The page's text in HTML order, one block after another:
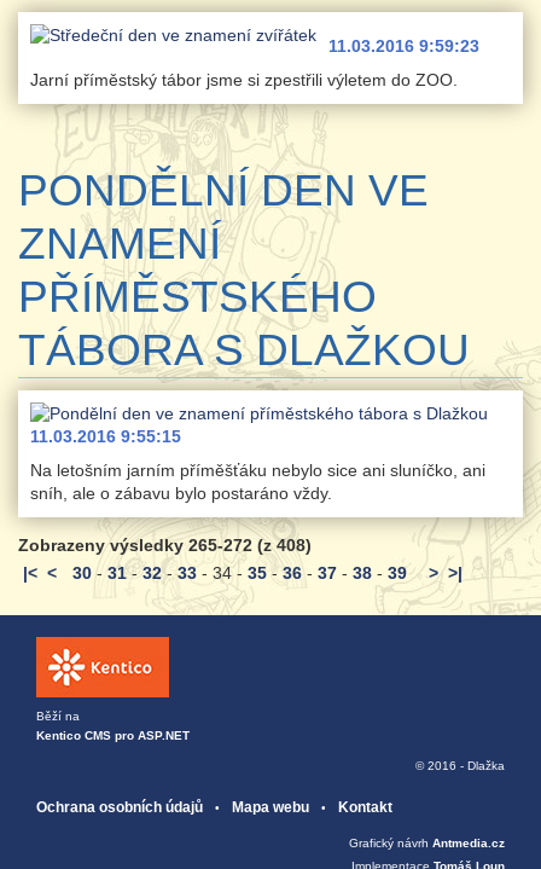
11.03.2016 9:59:23
Jarní příměstský tábor jsme si zpestřili výletem do ZOO.
PONDĚLNÍ DEN VE
ZNAMENÍ
PŘÍMĚSTSKÉHO
TÁBORA S DLAŽKOU
11.03.2016 9:55:15
Na letošním jarním příměšťáku nebylo sice ani sluníčko, ani
sníh, ale o zábavu bylo postaráno vždy.
Zobrazeny výsledky 265-272 (z 408)
|< < 30- 31-32-33 - 34- 35 -36 - 37 - 38 - 39 > >|
Běží na
Kentico CMS pro ASP.NET
© 2016 - Dlažka
Ochrana osobních údajů Mapa webu Kontakt
Grafický návrh Antmedia.cz
Implementace Tomáš Loun